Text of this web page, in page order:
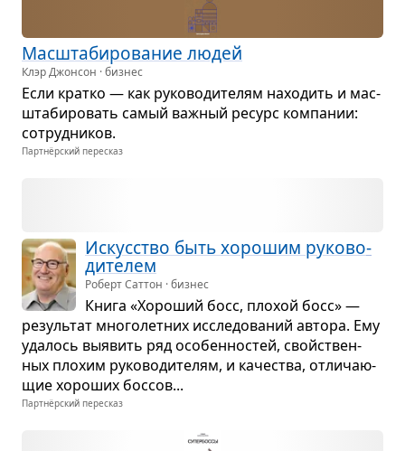
Мас­шта­би­ро­ва­ние людей
Клэр Джонсон · бизнес
Если кратко — как руко­во­ди­те­лям нахо­дить и мас­
шта­би­ро­вать самый важ­ный ресурс ком­па­нии:
сотруд­ни­ков.
Партнёрский пересказ
Искус­ство быть хоро­шим руко­во­
ди­те­лем
Роберт Саттон · бизнес
Книга «Хоро­ший босс, пло­хой босс» —
резуль­тат мно­го­лет­них иссле­до­ва­ний автора. Ему
уда­лось выявить ряд осо­бен­но­стей, свойствен­
ных пло­хим руко­во­ди­те­лям, и каче­ства, отли­ча­ю­
щие хоро­ших бос­сов...
Партнёрский пересказ